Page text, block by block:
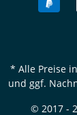
* Alle Preise
und ggf.
© 2017 -